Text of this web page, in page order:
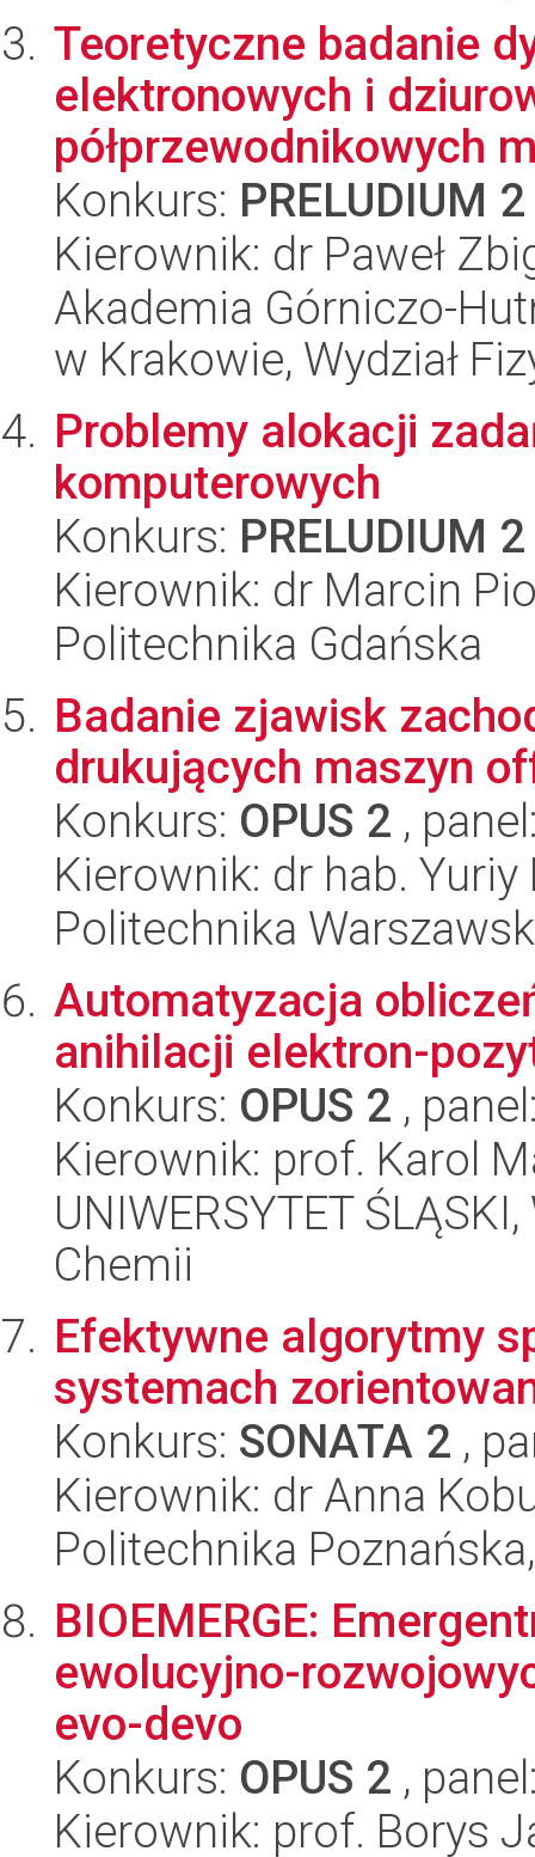
Teoretyczne badanie
elektronowych i
półprzewodnikowych
Konkurs: PRELUDIUM 2
Kierownik: dr Paweł
Akademia Górniczo-
w Krakowie, Wydział
Problemy alokacji
komputerowych
Konkurs: PRELUDIUM 2
Kierownik: dr Marcin
Politechnika Gdańska
Badanie zjawisk
drukujących maszyn
Konkurs: OPUS 2 ,
Kierownik: dr hab. Yuriy
Politechnika
Automatyzacja
anihilacji elektron-
Konkurs: OPUS 2 ,
Kierownik: prof. Karol
UNIWERSYTET
Chemii
Efektywne algorytmy
systemach
Konkurs: SONATA 2 ,
Kierownik: dr Anna
Politechnika
BIOEMERGE:
ewolucyjno-
evo-devo
Konkurs: OPUS 2 ,
Kierownik: prof. Borys